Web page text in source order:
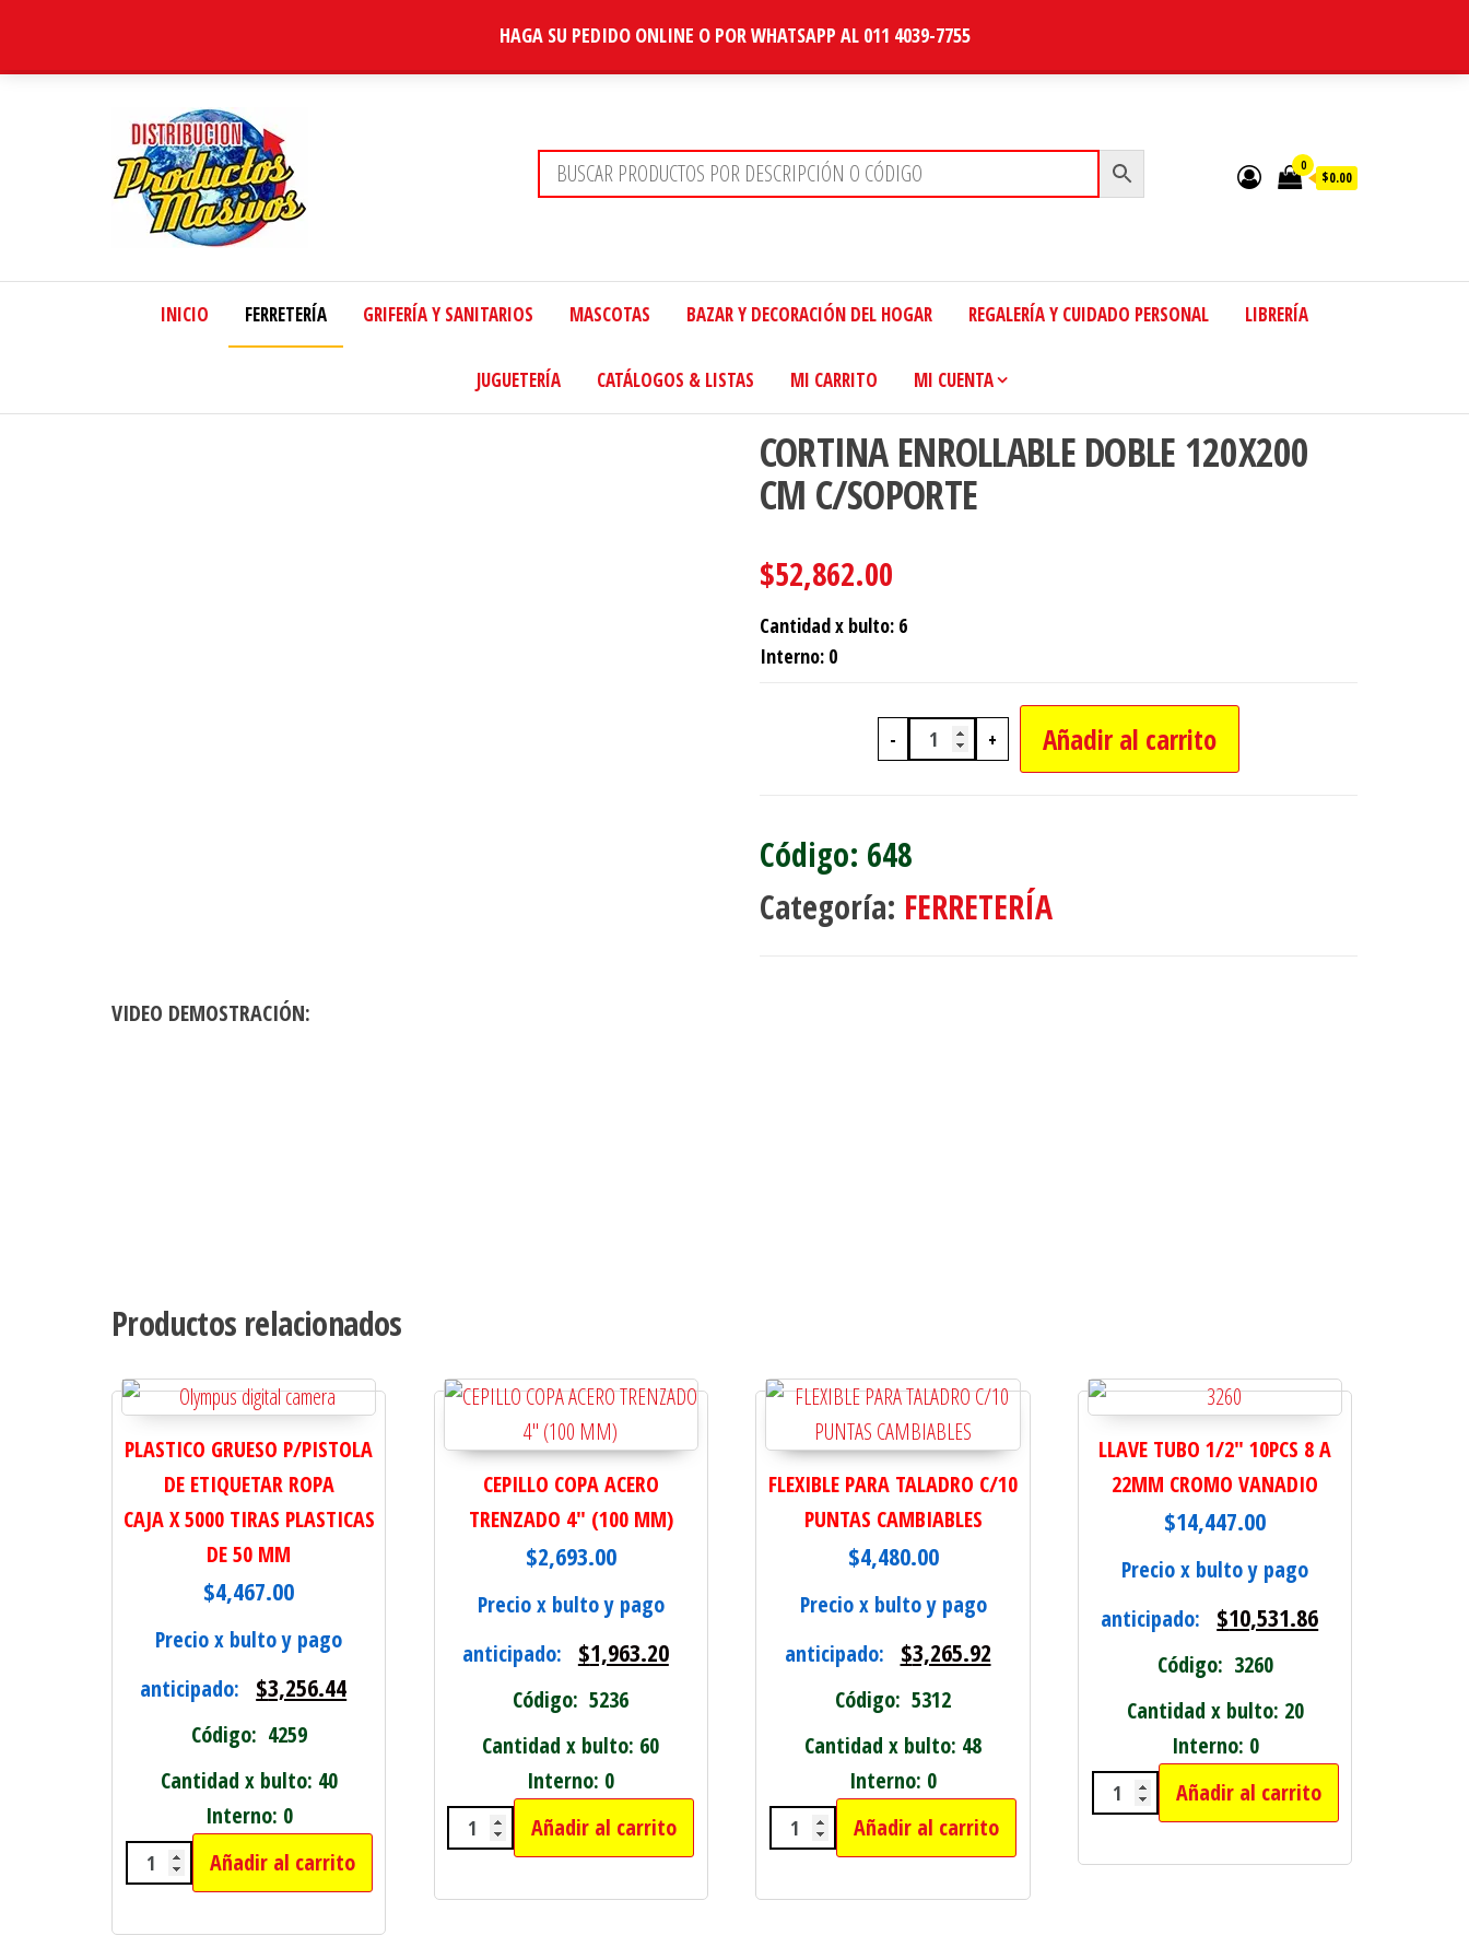
HAGA SU PEDIDO ONLINE O POR WHATSAPP AL 011 4039-7755
0
$0.00
INICIO FERRETERÍA GRIFERÍA Y SANITARIOS MASCOTAS BAZAR Y DECORACIÓN DEL HOGAR REGALERÍA Y CUIDADO PERSONAL LIBRERÍA
JUGUETERÍA CATÁLOGOS & LISTAS MI CARRITO MI CUENTA
CORTINA ENROLLABLE DOBLE 120X200
CM C/SOPORTE
$52,862.00
Cantidad x bulto: 6
Interno: 0
-
CORTINA ENROLLABLE DOBLE 120X200 CM C/
+ Añadir al carrito
648
Categoría: FERRETERÍA
VIDEO DEMOSTRACIÓN:
Productos relacionados
PLASTICO GRUESO P/PISTOLA
DE ETIQUETAR ROPA
CAJA X 5000 TIRAS PLASTICAS
DE 50 MM
$4,467.00
Precio x bulto y pago
anticipado:
$3,256.44
Código: 4259
Cantidad x bulto: 40
Interno: 0
PLASTICO GRUESO P/PISTOLA DE ETIQUETAR ROPA cantidad
Añadir al carrito
CEPILLO COPA ACERO
TRENZADO 4" (100 MM)
$2,693.00
Precio x bulto y pago
anticipado:
$1,963.20
Código: 5236
Cantidad x bulto: 60
Interno: 0
CEPILLO COPA ACERO TRENZADO 4" (100 MM) cantidad
Añadir al carrito
FLEXIBLE PARA TALADRO C/10
PUNTAS CAMBIABLES
$4,480.00
Precio x bulto y pago
anticipado:
$3,265.92
Código: 5312
Cantidad x bulto: 48
Interno: 0
FLEXIBLE PARA TALADRO C/10 PUNTAS CAMBIABLES cantidad
Añadir al carrito
LLAVE TUBO 1/2" 10PCS 8 A
22MM CROMO VANADIO
$14,447.00
Precio x bulto y pago
anticipado:
$10,531.86
Código: 3260
Cantidad x bulto: 20
Interno: 0
LLAVE TUBO 1/2" 10PCS 8 A
Añadir al carrito